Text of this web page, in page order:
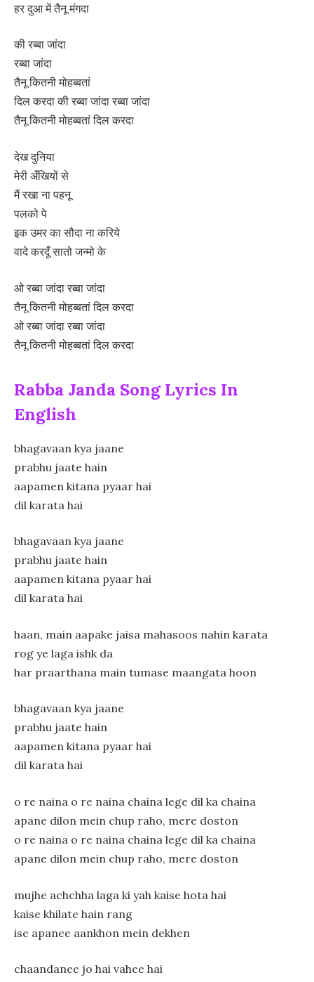
हर दुआ में तैनू मंगदा
की रब्बा जांदा
रब्बा जांदा
तैनू कितनी मोहब्बतां
दिल करदा की रब्बा जांदा रब्बा जांदा
तैनू कितनी मोहब्बतां दिल करदा
देख दुनिया
मेरी अँखियों से
मैं रखा ना पहनू
पलको पे
इक उमर का सौदा ना करिये
वादे करदूँ सातो जन्मो के
ओ रब्बा जांदा रब्बा जांदा
तैनू कितनी मोहब्बतां दिल करदा
ओ रब्बा जांदा रब्बा जांदा
तैनू कितनी मोहब्बतां दिल करदा
Rabba Janda Song Lyrics In
English
bhagavaan kya jaane
prabhu jaate hain
aapamen kitana pyaar hai
dil karata hai
bhagavaan kya jaane
prabhu jaate hain
aapamen kitana pyaar hai
dil karata hai
haan, main aapake jaisa mahasoos nahin karata
rog ye laga ishk da
har praarthana main tumase maangata hoon
bhagavaan kya jaane
prabhu jaate hain
aapamen kitana pyaar hai
dil karata hai
o re naina o re naina chaina lege dil ka chaina
apane dilon mein chup raho, mere doston
o re naina o re naina chaina lege dil ka chaina
apane dilon mein chup raho, mere doston
mujhe achchha laga ki yah kaise hota hai
kaise khilate hain rang
ise apanee aankhon mein dekhen
chaandanee jo hai vahee hai